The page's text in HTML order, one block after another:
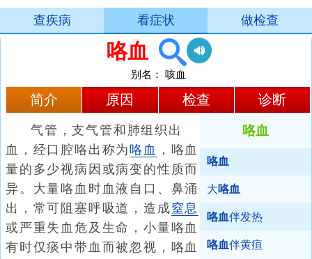
查疾病 看症状 做检查
咯血
别名： 咳血
简介 原因 检查 诊断
咯血
咯血
大咯血
咯血伴发热
咯血伴黄疸
气管，支气管和肺组织出
血，经口腔咯出称为咯血
，咯血
量的多少视病因或病变的性质而
异。大量咯血时血液自口、鼻涌
出，常可阻塞呼吸道，造成窒息
或严重失血危及生命，小量咯血
有时仅痰中带血而被忽视，咯血